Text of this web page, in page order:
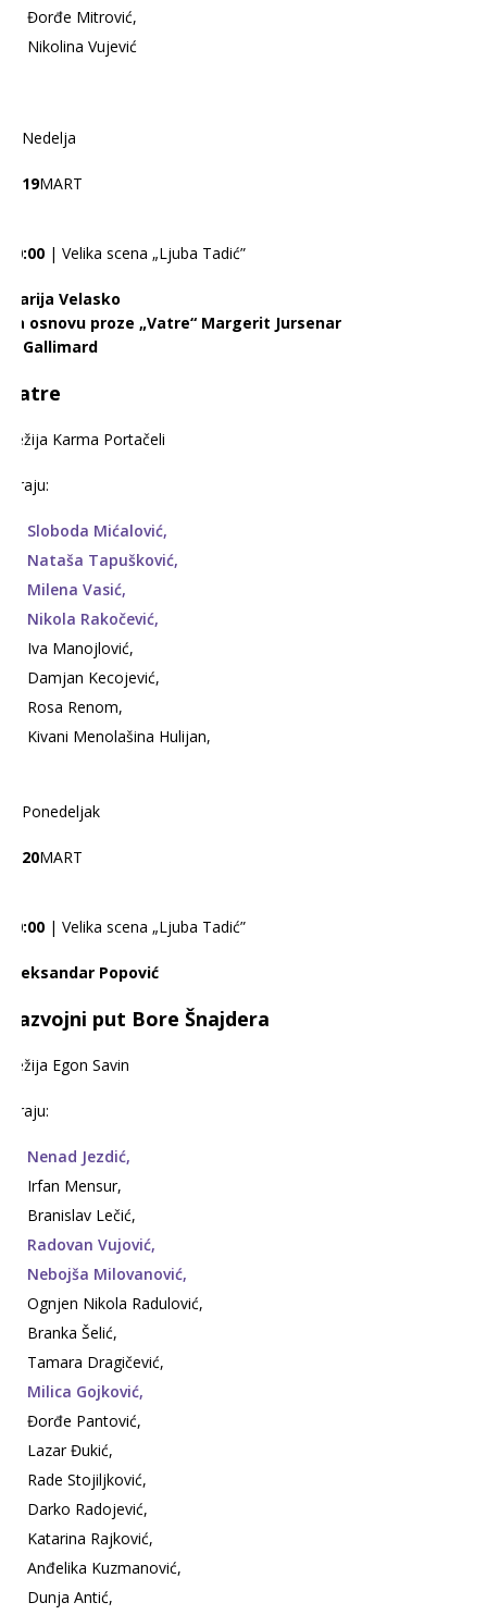
Đorđe Mitrović,
Nikolina Vujević
Nedelja
19MART
20:00 | Velika scena „Ljuba Tadić”
Marija Velasko
na osnovu proze „Vatre“ Margerit Jursenar
© Gallimard
Vatre
Režija Karma Portačeli
Igraju:
Sloboda Mićalović,
Nataša Tapušković,
Milena Vasić,
Nikola Rakočević,
Iva Manojlović,
Damjan Kecojević,
Rosa Renom,
Kivani Menolašina Hulijan,
Ponedeljak
20MART
20:00 | Velika scena „Ljuba Tadić”
Aleksandar Popović
Razvojni put Bore Šnajdera
Režija Egon Savin
Igraju:
Nenad Jezdić,
Irfan Mensur,
Branislav Lečić,
Radovan Vujović,
Nebojša Milovanović,
Ognjen Nikola Radulović,
Branka Šelić,
Tamara Dragičević,
Milica Gojković,
Đorđe Pantović,
Lazar Đukić,
Rade Stojiljković,
Darko Radojević,
Katarina Rajković,
Anđelika Kuzmanović,
Dunja Antić,